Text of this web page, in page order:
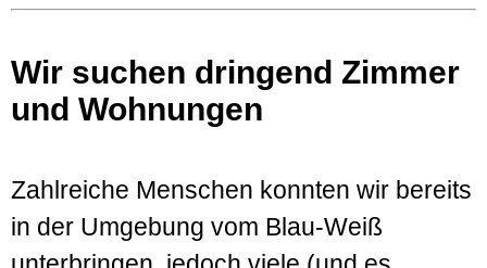
Wir suchen dringend Zimmer
und Wohnungen
Zahlreiche Menschen konnten wir bereits
in der Umgebung vom Blau-Weiß